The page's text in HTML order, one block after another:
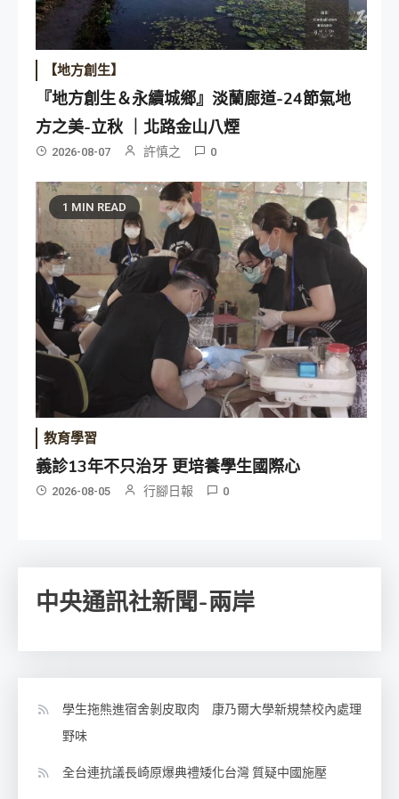
【地方創生】
『地方創生＆永續城鄉』淡蘭廊道-24節氣地
方之美-立秋 ｜北路金山八煙
2026-08-07 許慎之 0
1 MIN READ
教育學習
義診13年不只治牙 更培養學生國際心
2026-08-05 行腳日報 0
中央通訊社新聞-兩岸
學生拖熊進宿舍剝皮取肉 康乃爾大學新規禁校內處理
野味
全台連抗議長崎原爆典禮矮化台灣 質疑中國施壓